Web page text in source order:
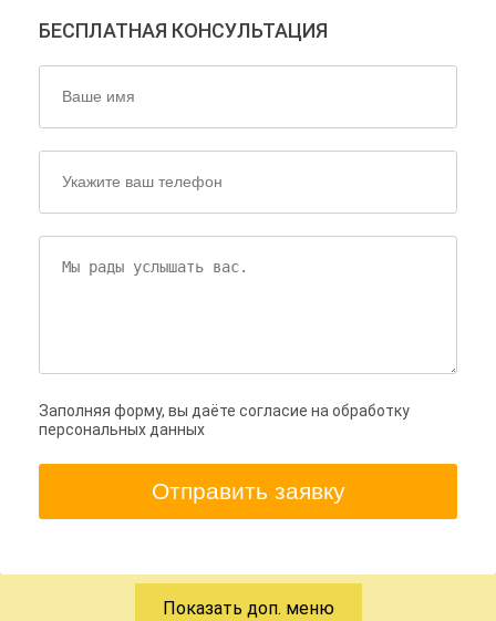
БЕСПЛАТНАЯ КОНСУЛЬТАЦИЯ
Заполняя форму, вы даёте согласие на обработку
персональных данных
Отправить заявку
Показать доп. меню